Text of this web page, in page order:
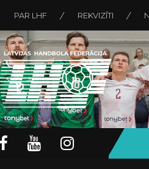
PAR LHF REKVIZĪTI